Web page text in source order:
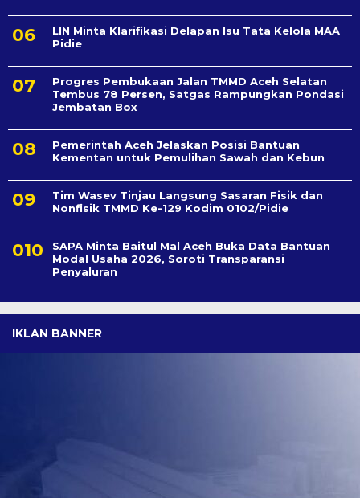
LIN Minta Klarifikasi Delapan Isu Tata Kelola MAA
Pidie
Progres Pembukaan Jalan TMMD Aceh Selatan
Tembus 78 Persen, Satgas Rampungkan Pondasi
Jembatan Box
Pemerintah Aceh Jelaskan Posisi Bantuan
Kementan untuk Pemulihan Sawah dan Kebun
Tim Wasev Tinjau Langsung Sasaran Fisik dan
Nonfisik TMMD Ke-129 Kodim 0102/Pidie
SAPA Minta Baitul Mal Aceh Buka Data Bantuan
Modal Usaha 2026, Soroti Transparansi
Penyaluran
IKLAN BANNER